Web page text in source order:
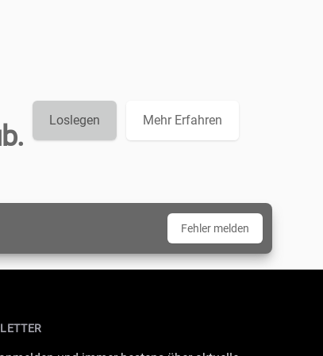
Loslegen Mehr Erfahren
Fehler melden